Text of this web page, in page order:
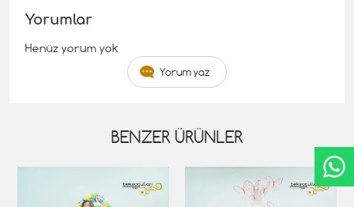
Yorumlar
Henüz yorum yok
Yorum yaz
BENZER ÜRÜNLER